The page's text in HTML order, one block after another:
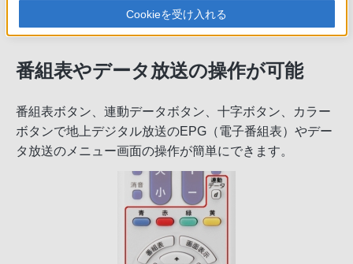
番組表やデータ放送の操作が可能
番組表ボタン、連動データボタン、十字ボタン、カラー
ボタンで地上デジタル放送のEPG（電子番組表）やデー
タ放送のメニュー画面の操作が簡単にできます。
Cookieを受け入れる